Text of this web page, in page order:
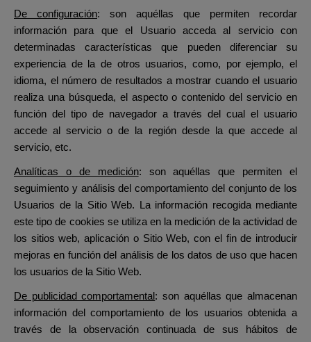
De configuración: son aquéllas que permiten recordar
información para que el Usuario acceda al servicio con
determinadas características que pueden diferenciar su
experiencia de la de otros usuarios, como, por ejemplo, el
idioma, el número de resultados a mostrar cuando el usuario
realiza una búsqueda, el aspecto o contenido del servicio en
función del tipo de navegador a través del cual el usuario
accede al servicio o de la región desde la que accede al
servicio, etc.
Analíticas ode medición: sonaquéllas que permiten el
seguimiento y análisis del comportamiento del conjunto de los
Usuarios de la Sitio Web. La información recogida mediante
este tipo de cookies se utiliza en la medición de la actividad de
los sitios web, aplicación o Sitio Web, con el fin de introducir
mejoras en función del análisis de los datos de uso que hacen
los usuarios de la Sitio Web.
De publicidad comportamental : son aquéllas que almacenan
información del comportamiento de los usuarios obtenida a
través de la observación continuada de sus hábitos de